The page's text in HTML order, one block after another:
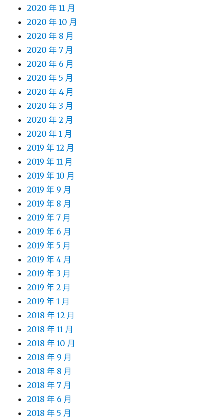
2020 年 11 月
2020 年 10 月
2020 年 8 月
2020 年 7 月
2020 年 6 月
2020 年 5 月
2020 年 4 月
2020 年 3 月
2020 年 2 月
2020 年 1 月
2019 年 12 月
2019 年 11 月
2019 年 10 月
2019 年 9 月
2019 年 8 月
2019 年 7 月
2019 年 6 月
2019 年 5 月
2019 年 4 月
2019 年 3 月
2019 年 2 月
2019 年 1 月
2018 年 12 月
2018 年 11 月
2018 年 10 月
2018 年 9 月
2018 年 8 月
2018 年 7 月
2018 年 6 月
2018 年 5 月